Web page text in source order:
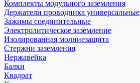
Комплекты модульного заземления
Держатели проводника универсальные
Зажимы соединительные
Электролитическое заземление
Изолированная молниезащита
Стержни заземления
Нержавейка
Балки
Квадрат